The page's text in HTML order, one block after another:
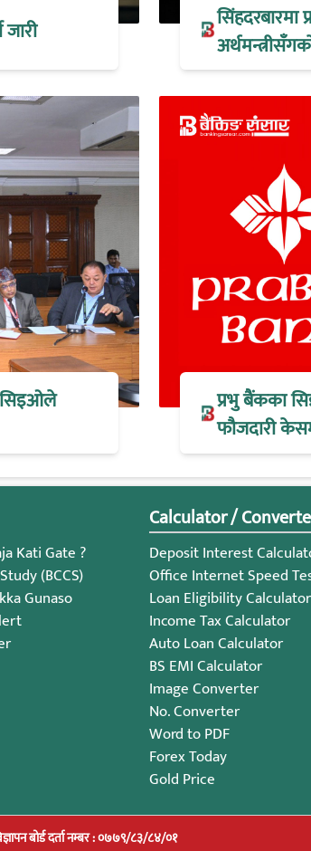
सिइओले
प्रभु बैंकका
फौजदारी
Kati Gate ?
(BCCS)
Gunaso
Calculator /
Deposit Interest
Office Internet Speed
Loan Eligibility Calculator
Income Tax Calculator
Auto Loan Calculator
BS EMI Calculator
Image Converter
No. Converter
Word to PDF
Forex Today
Gold Price
बोर्ड दर्ता नम्बर : ०७७९/८३/८४/०१